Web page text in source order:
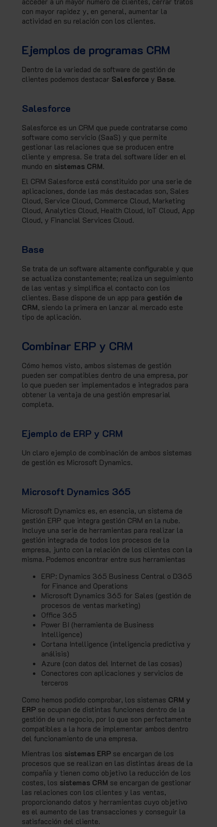
con mayor rapidez y, en general, aumentar la
actividad en su relación con los clientes.
Ejemplos de programas CRM
Dentro de la variedad de software de gestión de
clientes podemos destacar Salesforce y Base.
Salesforce
Salesforce es un CRM que puede contratarse como
software como servicio (SaaS) y que permite
gestionar las relaciones que se producen entre
cliente y empresa. Se trata del software líder en el
mundo en sistemas CRM.
El CRM Salesforce está constituido por una serie de
aplicaciones, donde las más destacadas son, Sales
Cloud, Service Cloud, Commerce Cloud, Marketing
Cloud, Analytics Cloud, Health Cloud, IoT Cloud, App
Cloud, y Financial Services Cloud.
Base
Se trata de un software altamente configurable y que
se actualiza constantemente; realiza un seguimiento
de las ventas y simplifica el contacto con los
clientes. Base dispone de un app para gestión de
CRM, siendo la primera en lanzar al mercado este
tipo de aplicación.
Combinar ERP y CRM
Cómo hemos visto, ambos sistemas de gestión
pueden ser compatibles dentro de una empresa, por
lo que pueden ser implementados e integrados para
obtener la ventaja de una gestión empresarial
completa.
Ejemplo de ERP y CRM
Un claro ejemplo de combinación de ambos sistemas
de gestión es Microsoft Dynamics.
Microsoft Dynamics 365
Microsoft Dynamics es, en esencia, un sistema de
gestión ERP que integra gestión CRM en la nube.
Incluye una serie de herramientas para realizar la
gestión integrada de todos los procesos de la
empresa, junto con la relación de los clientes con la
misma. Podemos encontrar entre sus herramientas
ERP: Dynamics 365 Business Central o D365
for Finance and Operations
Microsoft Dynamics 365 for Sales (gestión de
procesos de ventas marketing)
Office 365
Power BI (herramienta de Business
Intelligence)
Cortana Intelligence (inteligencia predictiva y
análisis)
Azure (con datos del Internet de las cosas)
Conectores con aplicaciones y servicios de
terceros
Como hemos podido comprobar, los sistemas CRM y
ERP se ocupan de distintas funciones dentro de la
gestión de un negocio, por lo que son perfectamente
compatibles a la hora de implementar ambos dentro
del funcionamiento de una empresa.
Mientras los sistemas ERP se encargan de los
procesos que se realizan en las distintas áreas de la
compañía y tienen como objetivo la reducción de los
costes, los sistemas CRM se encargan de gestionar
las relaciones con los clientes y las ventas,
proporcionando datos y herramientas cuyo objetivo
es el aumento de las transacciones y conseguir la
satisfacción del cliente.